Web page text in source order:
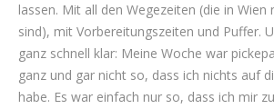
lassen. Mit all den Wegezeiten (die in Wien
sind), mit Vorbereitungszeiten und Puffer.
ganz schnell klar: Meine Woche war
ganz und gar nicht so, dass ich nichts auf
habe. Es war einfach nur so, dass ich mir